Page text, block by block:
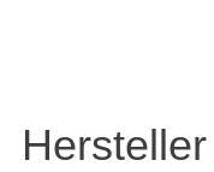
Hersteller